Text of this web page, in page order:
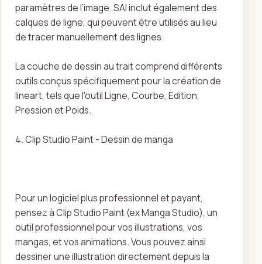
paramètres de l’image. SAI inclut également des
calques de ligne, qui peuvent être utilisés au lieu
de tracer manuellement des lignes.
La couche de dessin au trait comprend différents
outils conçus spécifiquement pour la création de
lineart, tels que l'outil Ligne, Courbe, Edition,
Pression et Poids.
4. Clip Studio Paint - Dessin de manga
Pour un logiciel plus professionnel et payant,
pensez à Clip Studio Paint (ex Manga Studio), un
outil professionnel pour vos illustrations, vos
mangas, et vos animations. Vous pouvez ainsi
dessiner une illustration directement depuis la